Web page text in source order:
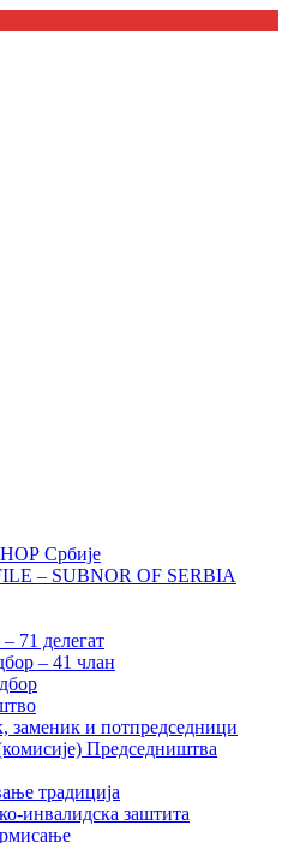
Србије
– SUBNOR OF SERBIA
71 делегат
– 41 члан
заменик и потпредседници
Председништва
традиција
инвалидска заштита